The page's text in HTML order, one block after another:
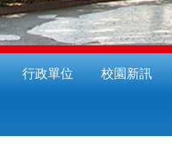
行政單位 校園新訊